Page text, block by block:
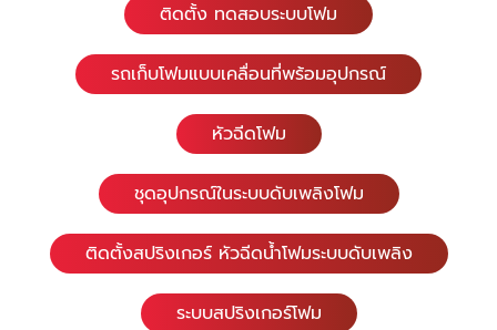
ติดตั้ง ทดสอบระบบโฟม
รถเก็บโฟมแบบเคลื่อนที่พร้อมอุปกรณ์
หัวฉีดโฟม
ชุดอุปกรณ์ในระบบดับเพลิงโฟม
ติดตั้งสปริงเกอร์ หัวฉีดน้ำโฟมระบบดับเพลิง
ระบบสปริงเกอร์โฟม